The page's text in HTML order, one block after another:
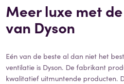
Meer luxe met
van Dyson
Eén van de beste al dan niet het
ventilatie is Dyson. De fabrikant
kwalitatief uitmuntende producten.